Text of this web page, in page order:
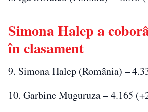
Simona Halep a
în clasament
9. Simona Halep (România) –
10. Garbine Muguruza – 4.165